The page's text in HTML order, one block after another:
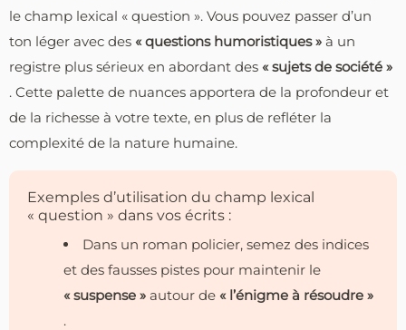
le champ lexical « question ». Vous pouvez passer d’un
ton léger avec des « questions humoristiques » à un
registre plus sérieux en abordant des « sujets de société »
. Cette palette de nuances apportera de la profondeur et
de la richesse à votre texte, en plus de refléter la
complexité de la nature humaine.
Exemples d’utilisation du champ lexical
« question » dans vos écrits :
Dans un roman policier, semez des indices
et des fausses pistes pour maintenir le
« suspense » autour de « l’énigme à résoudre »
.